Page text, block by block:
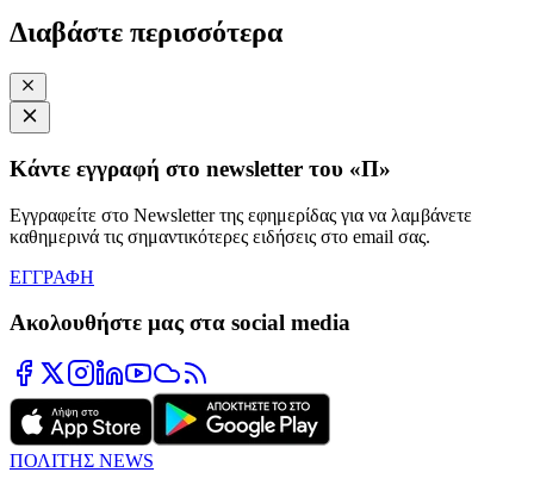
Διαβάστε περισσότερα
Κάντε εγγραφή στο newsletter του «Π»
Εγγραφείτε στο Newsletter της εφημερίδας για να λαμβάνετε
καθημερινά τις σημαντικότερες ειδήσεις στο email σας.
ΕΓΓΡΑΦΗ
Ακολουθήστε μας στα social media
ΠΟΛΙΤΗΣ NEWS